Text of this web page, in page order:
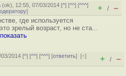
(ok), 12:55, 07/03/2014 [^] [^^] [^^^]
] + / –
где используется
зрелый возраст, но не ста...
показать
2014 [^] [^^] [^^^] [ответить][↑]
+ / –